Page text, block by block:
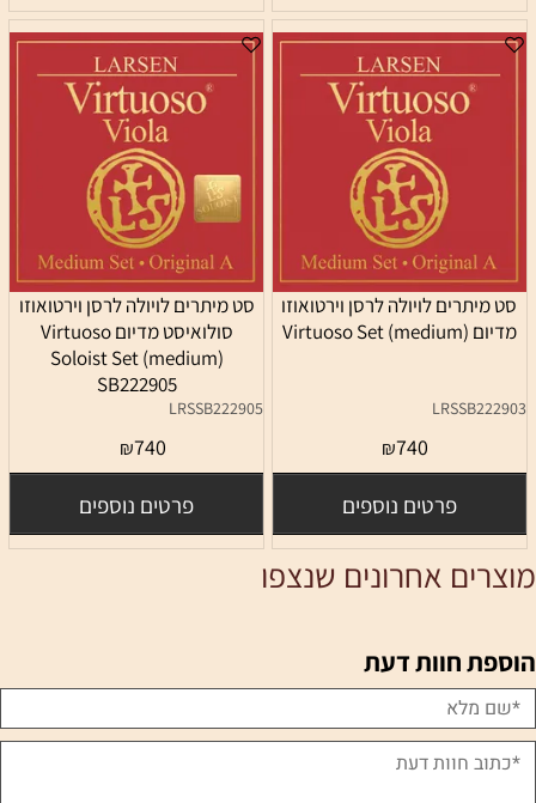
סט מיתרים לויולה לרסן וירטואוזו
מדיום Virtuoso Set (medium)
LRSSB222903
₪740
פרטים נוספים
סט מיתרים לויולה לרסן וירטואוזו
סולואיסט מדיום Virtuoso
Soloist Set (medium)
SB222905
LRSSB222905
₪740
פרטים נוספים
מוצרים אחרונים שנצפו
הוספת חוות דעת